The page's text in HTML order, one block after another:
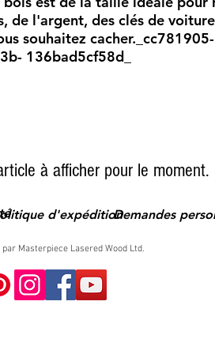
de l'argent, des clés de
souhaitez
136bad5cf58d_
à afficher pour le moment.
d'expéditionDemandes
Masterpiece Lasered Wood Ltd.